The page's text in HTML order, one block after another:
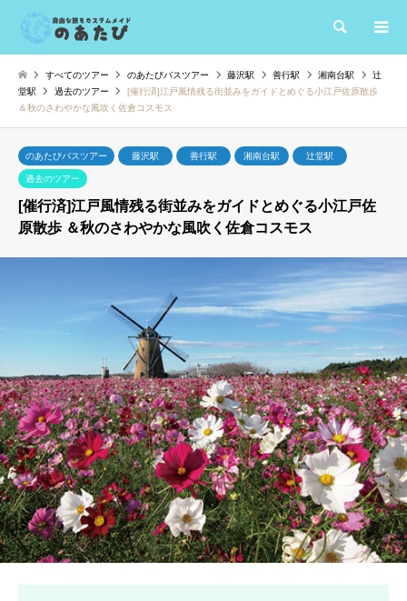
検索
すべてのツアー のあたびバスツアー 藤沢駅 善行駅 湘南台駅
辻
堂駅
過去のツアー
[催行済]江戸風情残る街並みをガイドとめぐる小江戸佐原散歩
＆秋のさわやかな風吹く佐倉コスモス
のあたびバスツアー 藤沢駅 善行駅 湘南台駅 辻堂駅
過去のツアー
[催行済]江戸風情残る街並みをガイドとめぐる小江戸佐
原散歩 ＆秋のさわやかな風吹く佐倉コスモス